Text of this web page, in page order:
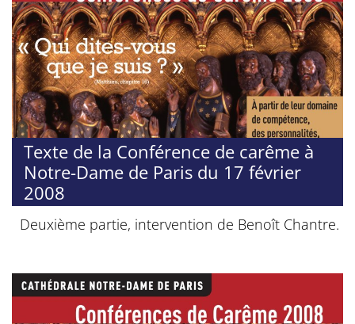
Texte de la Conférence de carême à
Notre-Dame de Paris du 17 février
2008
Deuxième partie, intervention de Benoît Chantre.